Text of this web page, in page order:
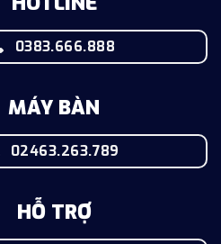
0383.666.888
MÁY BÀN
02463.263.789
HỖ TRỢ